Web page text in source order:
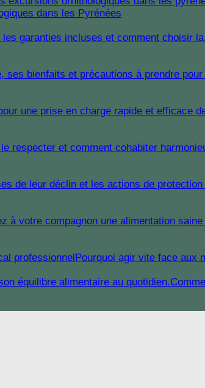
dans les Pyrénées
Pourquoi agir vite face aux